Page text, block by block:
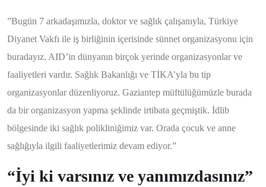
”Bugün 7 arkadaşımızla, doktor ve sağlık çalışanıyla, Türkiye
Diyanet Vakfı ile iş birliğinin içerisinde sünnet organizasyonu için
buradayız. AID’in dünyanın birçok yerinde organizasyonlar ve
faaliyetleri vardır. Sağlık Bakanlığı ve TİKA’yla bu tip
organizasyonlar düzenliyoruz. Gaziantep müftülüğümüzle burada
da bir organizasyon yapma şeklinde irtibata geçmiştik. İdlib
bölgesinde iki sağlık polikliniğimiz var. Orada çocuk ve anne
sağlığıyla ilgili faaliyetlerimiz devam ediyor.”
“İyi ki varsınız ve yanımızdasınız”